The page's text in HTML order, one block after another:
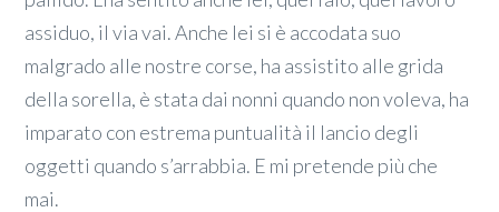
assiduo, il via vai. Anche lei si è accodata suo
malgrado alle nostre corse, ha assistito alle grida
della sorella, è stata dai nonni quando non voleva, ha
imparato con estrema puntualità il lancio degli
oggetti quando s’arrabbia. E mi pretende più che
mai.